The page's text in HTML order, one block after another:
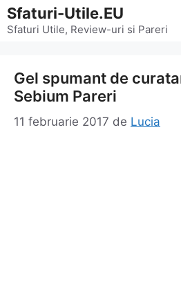
Sari
la
Sfaturi-Utile.EU
Sfaturi Utile, Review-uri si Pareri
Gel spumant de
Sebium Pareri
11 februarie 2017 de Lucia